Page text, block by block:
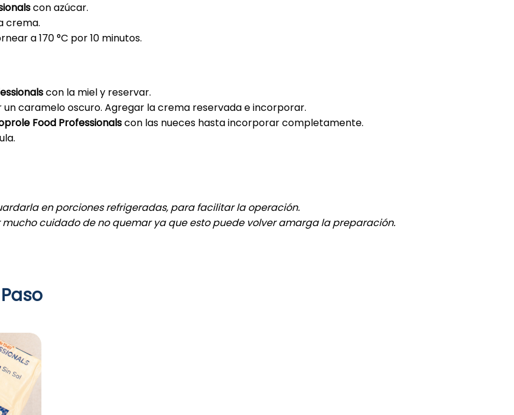
con azúcar.
crema.
a 170 °C por 10 minutos.
con la miel y reservar.
caramelo oscuro. Agregar la crema reservada e incorporar.
Food Professionalscon las nueces hasta incorporar completamente.
en porciones refrigeradas, para facilitar la operación.
cuidado de no quemar ya que esto puede volver amarga la preparación.